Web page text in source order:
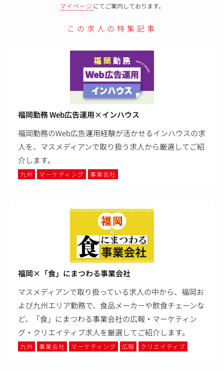
マイページ にてご案内しております。
この求人の特集記事
福岡勤務 Web広告運用×インハウス
福岡勤務のWeb広告運用経験が活かせるインハウスの求
人を、マスメディアンで取り扱う求人から厳選してご紹
介します。
九州 マーケティング 事業会社
福岡×「食」にまつわる事業会社
マスメディアンで取り扱っている求人の中から、福岡お
よび九州エリア勤務で、食品メーカーや飲食チェーンな
ど、「食」にまつわる事業会社の広報・マーケティン
グ・クリエイティブ求人を厳選してご紹介します。
九州 事業会社 マーケティング 広報 クリエイティブ